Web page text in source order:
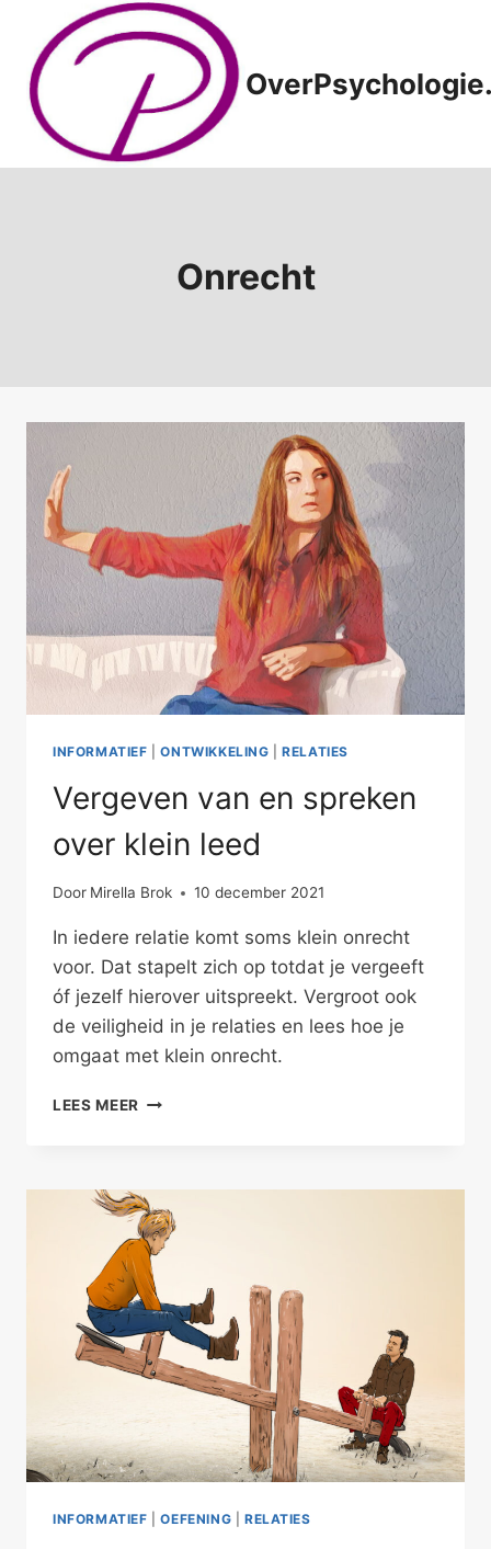
Doorgaan
inhoud
Onrecht
INFORMATIEF |ONTWIKKELING |RELATIES
Vergeven van en spreken
over klein leed
Door Mirella Brok 10 december 2021
In iedere relatie komt soms klein onrecht
voor. Dat stapelt zich op totdat je vergeeft
óf jezelf hierover uitspreekt. Vergroot ook
de veiligheid in je relaties en lees hoe je
omgaat met klein onrecht.
LEES MEER VERGEVEN
OVER
KLEIN
LEED
INFORMATIEF |OEFENING RELATIES